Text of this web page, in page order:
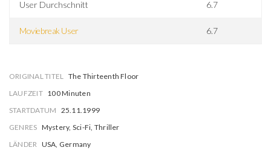
User Durchschnitt 6.7
Moviebreak User 6.7
ORIGINAL TITEL The Thirteenth Floor
LAUFZEIT 100 Minuten
STARTDATUM 25.11.1999
GENRES Mystery, Sci-Fi, Thriller
LÄNDER USA, Germany